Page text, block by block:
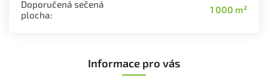
Doporučená sečená
plocha: 1 000 m²
Informace pro vás